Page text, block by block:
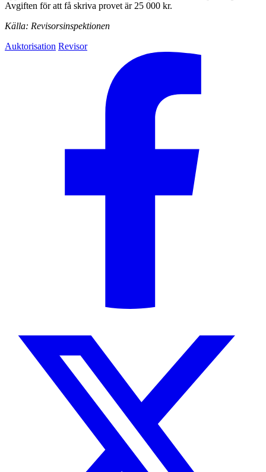
Avgiften för att få skriva provet är 25 000 kr.
Källa: Revisorsinspektionen
Auktorisation Revisor